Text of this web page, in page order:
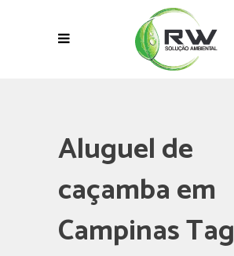
Aluguel de
caçamba em
Campinas Tag